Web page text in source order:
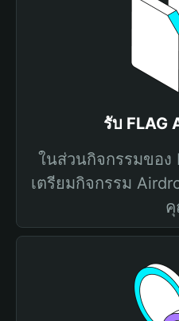
รับ FLAG
ในส่วนกิจกรรมของ
เตรียมกิจกรรม